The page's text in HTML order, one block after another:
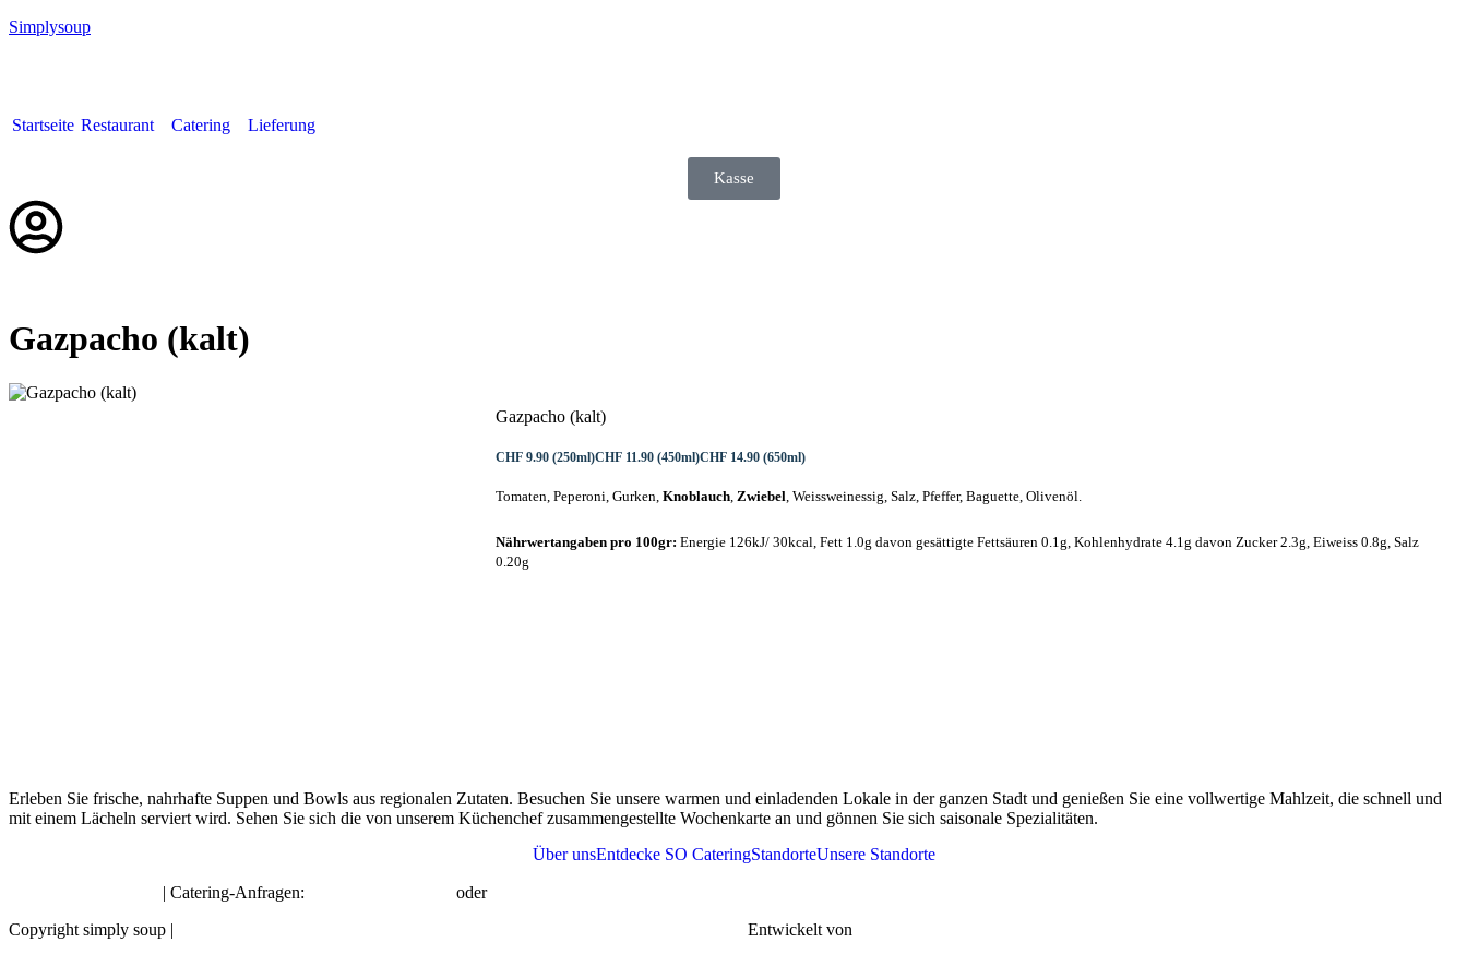
Simplysoup
Startseite Restaurant Catering Lieferung
Kasse
Gazpacho (kalt)
Gazpacho (kalt)
CHF 9.90 (250ml)CHF 11.90 (450ml)CHF 14.90 (650ml)
Tomaten, Peperoni, Gurken, Knoblauch, Zwiebel , Weissweinessig, Salz, Pfeffer, Baguette, Olivenöl.
Nährwertangaben pro 100gr: Energie 126kJ/ 30kcal, Fett 1.0g davon gesättigte Fettsäuren 0.1g, Kohlenhydrate 4.1g davon Zucker 2.3g, Eiweiss 0.8g, Salz
0.20g
Erleben Sie frische, nahrhafte Suppen und Bowls aus regionalen Zutaten. Besuchen Sie unsere warmen und einladenden Lokale in der ganzen Stadt und genießen Sie eine vollwertige Mahlzeit, die schnell und
mit einem Lächeln serviert wird. Sehen Sie sich die von unserem Küchenchef zusammengestellte Wochenkarte an und gönnen Sie sich saisonale Spezialitäten.
Über unsEntdecke SO CateringStandorteUnsere Standorte
| Catering-Anfragen: oder
Copyright simply soup |
Entwickelt von